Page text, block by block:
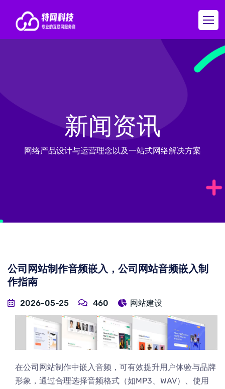
新闻资讯
网络产品设计与运营理念以及一站式网络解决方案
公司网站制作音频嵌入，公司网站音频嵌入制
作指南
2026-05-25 460 网站建设
在公司网站制作中嵌入音频，可有效提升用户体验与品牌
形象，通过合理选择音频格式（如MP3、WAV）、使用